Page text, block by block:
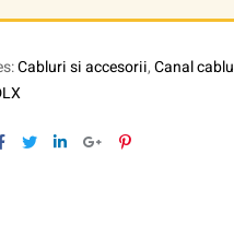
Cabluri si accesorii,Canal cablu
Facebook
TwitterLinkedinGoogle+Pinterest